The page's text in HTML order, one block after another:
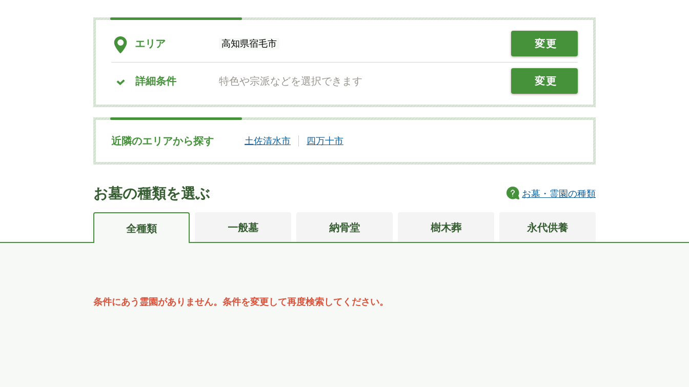
エリア 高知県宿毛市 変更
詳細条件 特色や宗派などを選択できます 変更
近隣のエリアから探す 土佐清水市 四万十市
お墓の種類を選ぶ お墓・霊園の種類
全種類 一般墓 納骨堂 樹木葬 永代供養
条件にあう霊園がありません。条件を変更して再度検索してください。